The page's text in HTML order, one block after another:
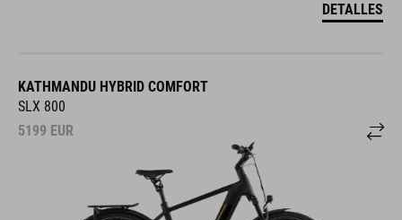
DETALLES
KATHMANDU HYBRID COMFORT
SLX 800
5199 EUR